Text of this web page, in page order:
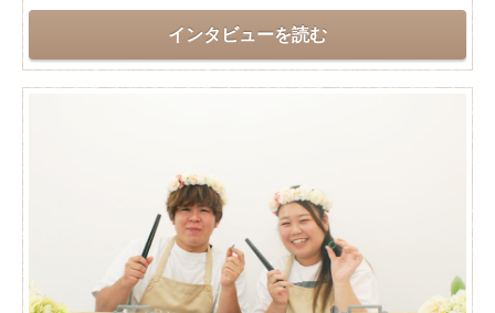
インタビューを読む